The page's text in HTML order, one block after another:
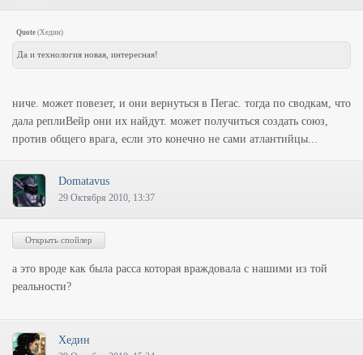
Quote (Хедин)
Да и технология новая, интересная!
ниче. может повезет, и они вернуться в Пегас. тогда по сводкам, что
дала реплиВейр они их найдут. может получиться создать союз,
против общего врага, если это конечно не сами атлантийцы...
Domatavus
29 Октября 2010, 13:37
а это вроде как была расса которая враждовала с нашими из той
реальности?
Хедин